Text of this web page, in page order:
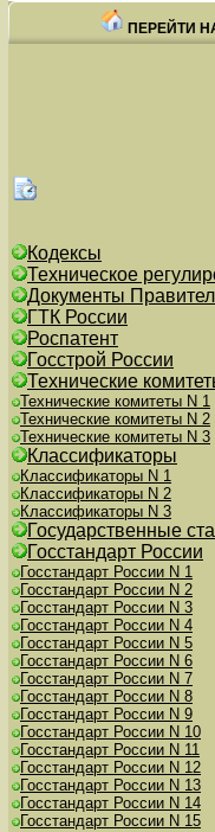
ПЕРЕЙТИ
Кодексы
Техническое
Документы
ГТК России
Роспатент
Госстрой России
Технические
Технические комитеты N 1
Технические комитеты N 2
Технические комитеты N 3
Классификаторы
Классификаторы N 1
Классификаторы N 2
Классификаторы N 3
Государственные
Госстандарт России
Госстандарт России N 1
Госстандарт России N 2
Госстандарт России N 3
Госстандарт России N 4
Госстандарт России N 5
Госстандарт России N 6
Госстандарт России N 7
Госстандарт России N 8
Госстандарт России N 9
Госстандарт России N 10
Госстандарт России N 11
Госстандарт России N 12
Госстандарт России N 13
Госстандарт России N 14
Госстандарт России N 15